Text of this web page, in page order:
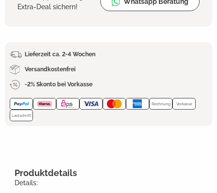
Extra-Deal sichern!
Lieferzeit ca. 2-4 Wochen
Versandkostenfrei
-2% Skonto bei Vorkasse
Rechnung Vorkasse
Lastschrift
Produktdetails
Details: